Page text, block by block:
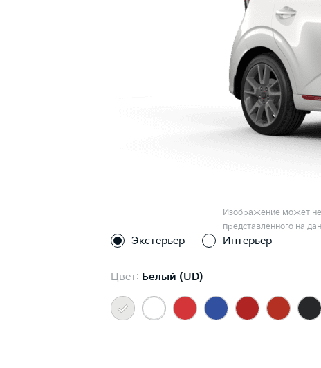
Изображение может не
представленного на
Экстерьер Интерьер
Цвет: Белый (UD)